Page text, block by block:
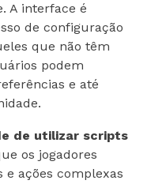
A interface é
de configuração
que não têm
podem
e até
de utilizar scripts
os jogadores
ações complexas